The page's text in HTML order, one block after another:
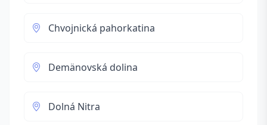
Chvojnická pahorkatina
Demänovská dolina
Dolná Nitra